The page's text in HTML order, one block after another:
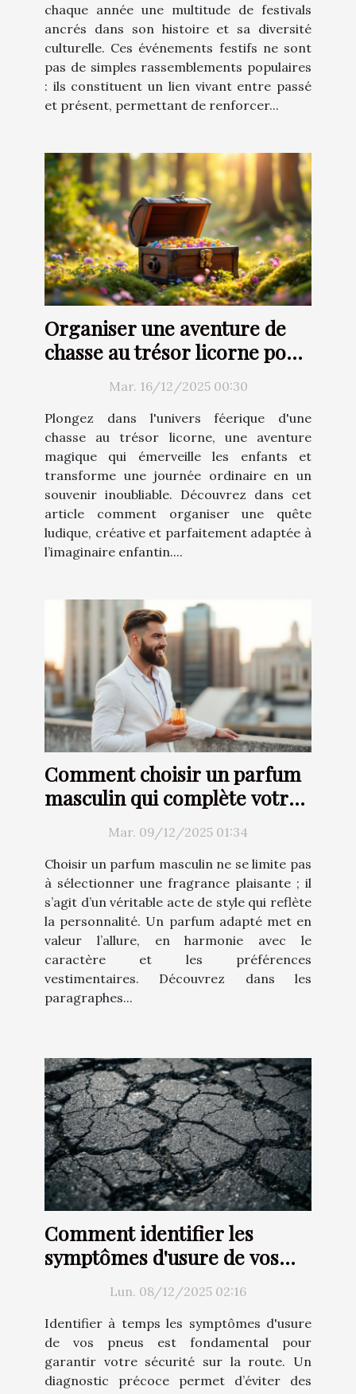
chaque année une multitude de festivals
ancrés dans son histoire et sa diversité
culturelle. Ces événements festifs ne sont
pas de simples rassemblements populaires
: ils constituent un lien vivant entre passé
et présent, permettant de renforcer...
Organiser une aventure de
chasse au trésor licorne pour
enfantsMar. 16/12/2025 00:30
Plongez dans l'univers féerique d'une
chasse au trésor licorne, une aventure
magique qui émerveille les enfants et
transforme une journée ordinaire en un
souvenir inoubliable. Découvrez dans cet
article comment organiser une quête
ludique, créative et parfaitement adaptée à
l’imaginaire enfantin....
Comment choisir un parfum
masculin qui complète votre
Mar. 09/12/2025 01:34
Choisir un parfum masculin ne se limite pas
à sélectionner une fragrance plaisante ; il
s’agit d’un véritable acte de style qui reflète
la personnalité. Un parfum adapté met en
valeur l’allure, en harmonie avec le
caractère et les préférences
vestimentaires. Découvrez dans les
paragraphes...
Comment identifier les
symptômes d'usure de vos
pneus ?Lun. 08/12/2025 02:16
Identifier à temps les symptômes d'usure
de vos pneus est fondamental pour
garantir votre sécurité sur la route. Un
diagnostic précoce permet d’éviter des